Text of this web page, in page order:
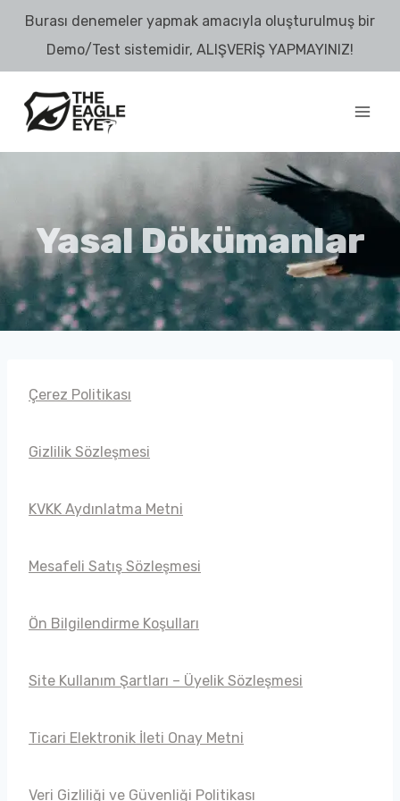
Skip
content
Burası denemeler yapmak amacıyla oluşturulmuş bir
Demo/Test sistemidir, ALIŞVERİŞ YAPMAYINIZ!
Yasal Dökümanlar
Çerez Politikası
Gizlilik Sözleşmesi
KVKK Aydınlatma Metni
Mesafeli Satış Sözleşmesi
Ön Bilgilendirme Koşulları
Site Kullanım Şartları – Üyelik Sözleşmesi
Ticari Elektronik İleti Onay Metni
Veri Gizliliği ve Güvenliği Politikası